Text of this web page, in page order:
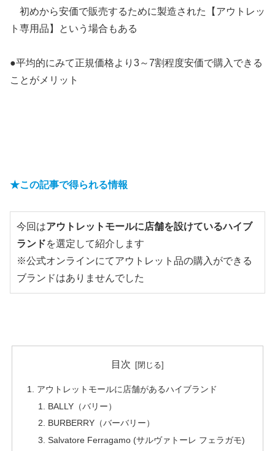
初めから安価で販売するために製造された【アウトレッ
ト専用品】という場合もある
●平均的にみて正規価格より3～7割程度安価で購入できる
ことがメリット
★この記事で得られる情報
今回はアウトレットモールに店舗を設けているハイブ
ランドを選定して紹介します
※公式オンラインにてアウトレット品の購入ができる
ブランドはありませんでした
目次
アウトレットモールに店舗があるハイブランド
BALLY（バリー）
BURBERRY（バーバリー）
Salvatore Ferragamo (サルヴァトーレ フェラガモ)